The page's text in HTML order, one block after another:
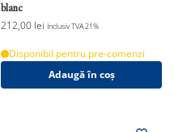
blanc
212,00 lei Inclusiv TVA 21%
Disponibil pentru pre-comenzi
Adaugă în coș